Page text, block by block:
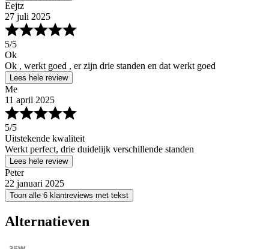
Eejtz
27 juli 2025
5/5
Ok
Ok , werkt goed , er zijn drie standen en dat werkt goed
Lees hele review
Me
11 april 2025
5/5
Uitstekende kwaliteit
Werkt perfect, drie duidelijk verschillende standen
Lees hele review
Peter
22 januari 2025
Toon alle 6 klantreviews met tekst
Alternatieven